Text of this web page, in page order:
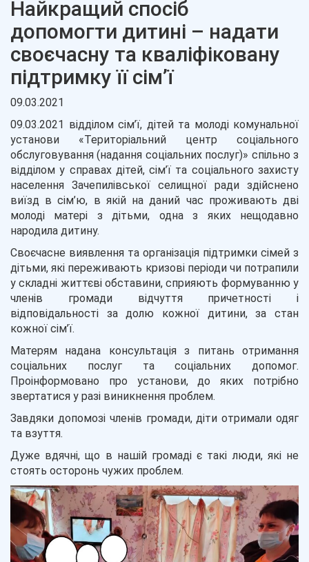
Найкращий спосіб
допомогти дитині – надати
своєчасну та кваліфіковану
підтримку її сім’ї
09.03.2021
09.03.2021 відділом сім’ї, дітей та молоді комунальної
установи «Територіальний центр соціального
обслуговування (надання соціальних послуг)» спільно з
відділом у справах дітей, сім’ї та соціального захисту
населення Зачепилівської селищної ради здійснено
виїзд в сім’ю, в якій на даний час проживають дві
молоді матері з дітьми, одна з яких нещодавно
народила дитину.
Своєчасне виявлення та організація підтримки сімей з
дітьми, які переживають кризові періоди чи потрапили
у складні життєві обставини, сприяють формуванню у
членів громади відчуття причетності і
відповідальності за долю кожної дитини, за стан
кожної сім’ї.
Матерям надана консультація з питань отримання
соціальних послуг та соціальних допомог.
Проінформовано про установи, до яких потрібно
звертатися у разі виникнення проблем.
Завдяки допомозі членів громади, діти отримали одяг
та взуття.
Дуже вдячні, що в нашій громаді є такі люди, які не
стоять осторонь чужих проблем.